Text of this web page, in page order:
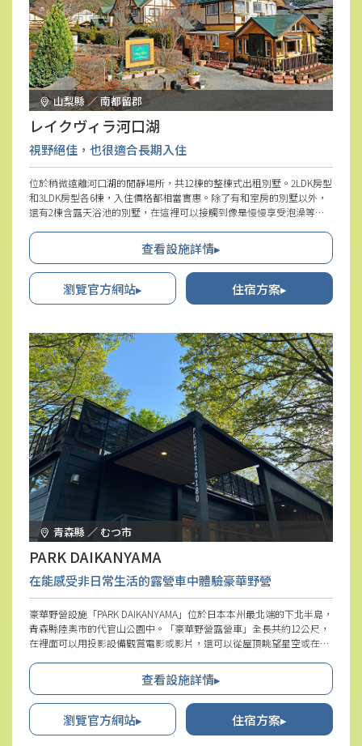
山梨縣 ／ 南都留郡
レイクヴィラ河口湖
視野絕佳，也很適合長期入住
位於稍微遠離河口湖的閒靜場所，共12棟的整棟式出租別墅。2LDK房型
和3LDK房型各6棟，入住價格都相當實惠。除了有和室房的別墅以外，
還有2棟含露天浴池的別墅，在這裡可以接觸到像是慢慢享受泡澡等日
廚具和生活家具，因此即使是長期入住也可以舒適地度過住宿時光。
「Lake Villa河口湖」的地理位置可以眺望到富士山，方便前往周邊觀光
景點這點也很受好評。
查看設施詳情▸
瀏覽官方網站▸ 住宿方案▸
青森縣 ／ むつ市
PARK DAIKANYAMA
在能感受非日常生活的露營車中體驗豪華野營
豪華野營設施「PARK DAIKANYAMA」位於日本本州最北端的下北半島，
青森縣陸奧市的代官山公園中。「豪華野營露營車」全長共約12公尺，
在裡面可以用投影設備觀賞電影或影片，還可以從屋頂眺望星空或在具
浴室，擁有漂亮的美式裝潢。另外，圓頂帳篷的室內裝飾也很時尚，可
以在"青森扁柏"的香氣中感到療癒的同時，拍下許多適合上傳社群媒體
的豪華野營美照。相信一定能和家人或朋友等最棒的同伴一起，在此享
受非日常的生活並留下特別回憶。
查看設施詳情▸
瀏覽官方網站▸ 住宿方案▸